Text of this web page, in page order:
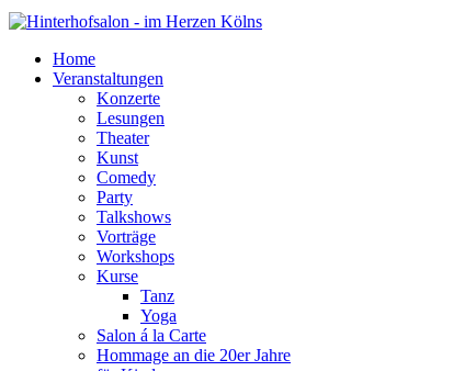
Home
Veranstaltungen
Konzerte
Lesungen
Theater
Kunst
Comedy
Party
Talkshows
Vorträge
Workshops
Kurse
Tanz
Yoga
Salon á la Carte
Hommage an die 20er Jahre